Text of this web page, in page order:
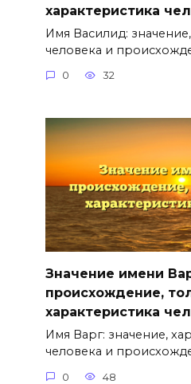
характеристика
Имя Василид:
человека и
0 32
Значение имени
происхождение,
характеристика
Имя Варг: значение,
человека и
0 48